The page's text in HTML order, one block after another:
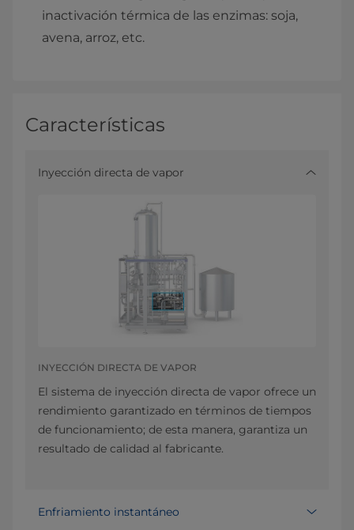
inactivación térmica de las enzimas: soja,
avena, arroz, etc.
Características
Inyección directa de vapor
INYECCIÓN DIRECTA DE VAPOR
El sistema de inyección directa de vapor ofrece un
rendimiento garantizado en términos de tiempos
de funcionamiento; de esta manera, garantiza un
resultado de calidad al fabricante.
Enfriamiento instantáneo